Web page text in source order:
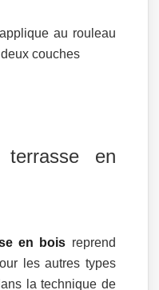
au rouleau
couches
terrasse en
en bois reprend
les autres types
la technique de